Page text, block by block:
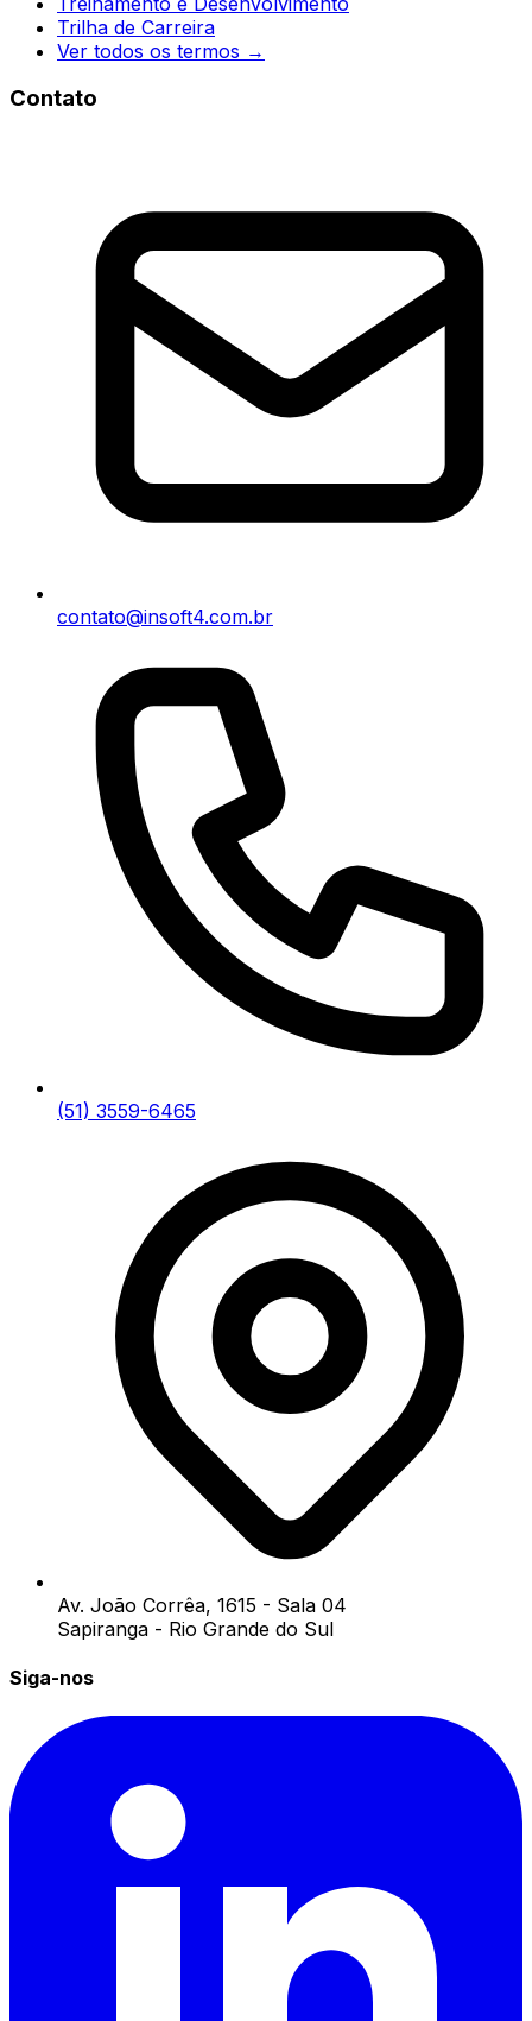
Trilha de Carreira
Ver todos os termos →
Contato
contato@insoft4.com.br
(51) 3559-6465
Av. João Corrêa, 1615 - Sala 04
Sapiranga - Rio Grande do Sul
Siga-nos